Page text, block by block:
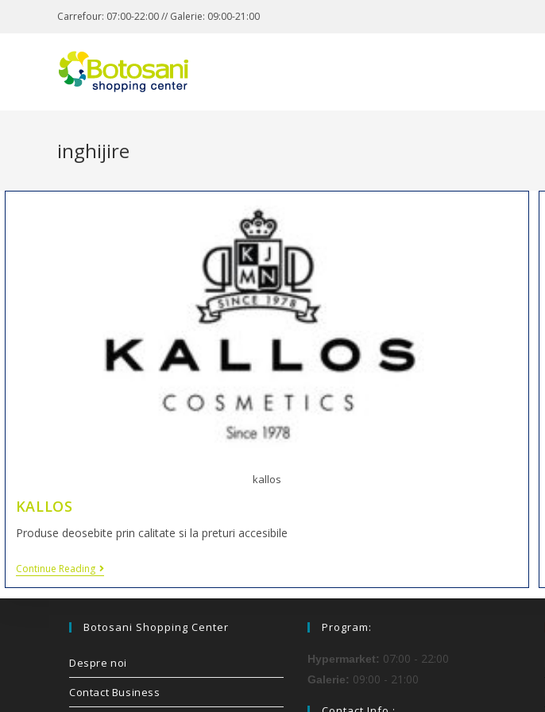
Carrefour: 07:00-22:00 // Galerie: 09:00-21:00
inghijire
kallos
KALLOS
Produse deosebite prin calitate si la preturi accesibile
Continue Reading
Botosani Shopping Center
Despre noi
Contact Business
Program:
Hypermarket: 07:00 - 22:00
Galerie: 09:00 - 21:00